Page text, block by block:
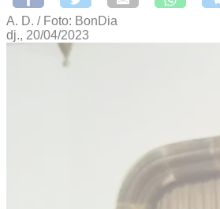
A. D. / Foto: BonDia
dj., 20/04/2023